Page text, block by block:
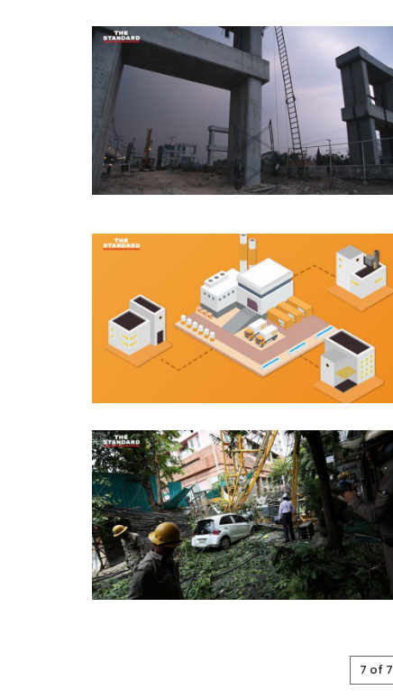
7 of 7